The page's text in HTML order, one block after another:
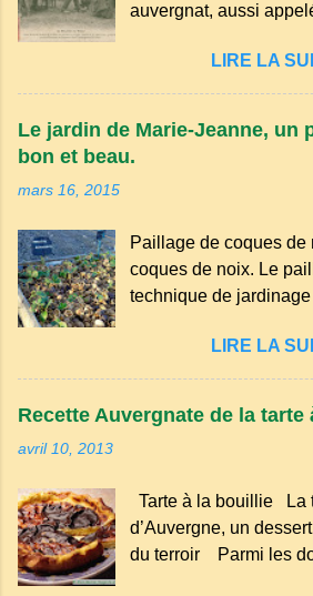
auvergnat, aussi
principalement en
certaines parties du
et est classé parmi les
Par exemple, on
comme "agourer"
(âne, utilisé aussi pour
Auvergne
Dôme . A Adrillier :
LIRE LA
Le jardin de Marie-Jeanne, un
bon et beau.
mars 16, 2015
Paillage de coques
coques de noix. Le
technique de
organiques, minéraux
le protéger et
présente plusieurs
des arrosages : Le
empêche la lumière
freine la germination
Protection contre les
LIRE LA
Recette Auvergnate de la tarte
avril 10, 2013
Tarte à la bouillie La
d’Auvergne, un
du terroir Parmi les